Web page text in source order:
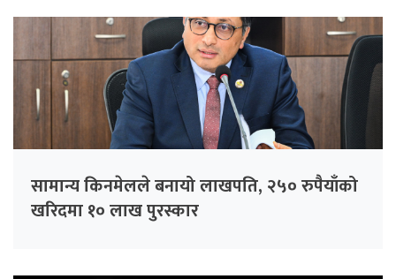
सामान्य किनमेलले बनायो लाखपति, २५० रुपैयाँको
खरिदमा १० लाख पुरस्कार